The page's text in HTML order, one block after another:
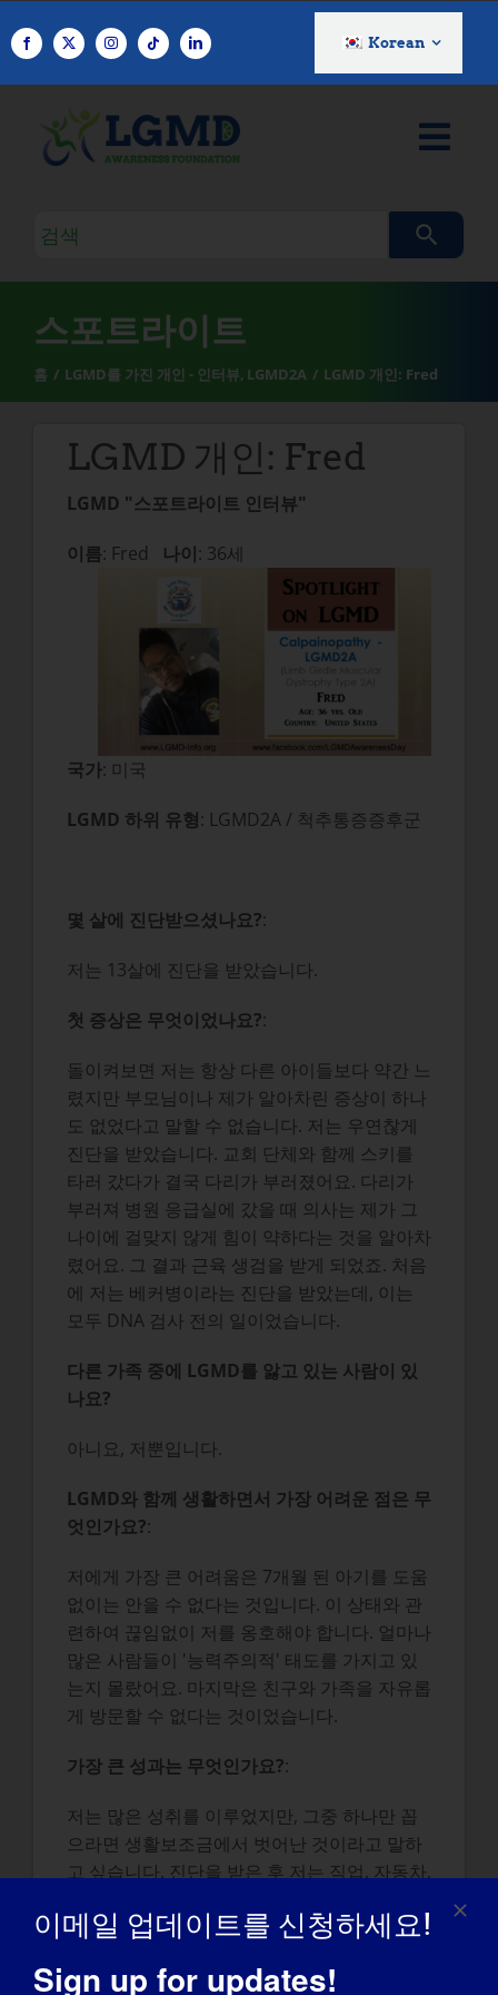
텐
Korean
검
쿼
리
스포트라이트
홈 LGMD를 가진 개인 - 인터뷰 LGMD2A LGMD 개인: Fred
LGMD 개인: Fred
LGMD "스포트라이트 인터뷰"
이름: Fred 나이: 36세
국가: 미국
LGMD 하위 유형: LGMD2A / 척추통증증후군
몇 살에 진단받으셨나요?:
저는 13살에 진단을 받았습니다.
첫 증상은 무엇이었나요?:
돌이켜보면 저는 항상 다른 아이들보다 약간 느
렸지만 부모님이나 제가 알아차린 증상이 하나
도 없었다고 말할 수 없습니다. 저는 우연찮게
진단을 받았습니다. 교회 단체와 함께 스키를
타러 갔다가 결국 다리가 부러졌어요. 다리가
부러져 병원 응급실에 갔을 때 의사는 제가 그
나이에 걸맞지 않게 힘이 약하다는 것을 알아차
렸어요. 그 결과 근육 생검을 받게 되었죠. 처음
에 저는 베커병이라는 진단을 받았는데, 이는
모두 DNA 검사 전의 일이었습니다.
다른 가족 중에 LGMD를 앓고 있는 사람이 있
나요?
아니요, 저뿐입니다.
LGMD와 함께 생활하면서 가장 어려운 점은 무
엇인가요?:
저에게 가장 큰 어려움은 7개월 된 아기를 도움
없이는 안을 수 없다는 것입니다. 이 상태와 관
련하여 끊임없이 저를 옹호해야 합니다. 얼마나
많은 사람들이 '능력주의적' 태도를 가지고 있
는지 몰랐어요. 마지막은 친구와 가족을 자유롭
게 방문할 수 없다는 것이었습니다.
가장 큰 성과는 무엇인가요?:
저는 많은 성취를 이루었지만, 그중 하나만 꼽
으라면 생활보조금에서 벗어난 것이라고 말하
고 싶습니다. 진단을 받은 후 저는 직업, 자동차,
었습니다. 현재 저는 주 경찰 파견관이고, 운전
구입하려고 하고 있으며, 때가 되어 더 이상 육
이메일 업데이트를 신청하세요!
Sign up for updates!